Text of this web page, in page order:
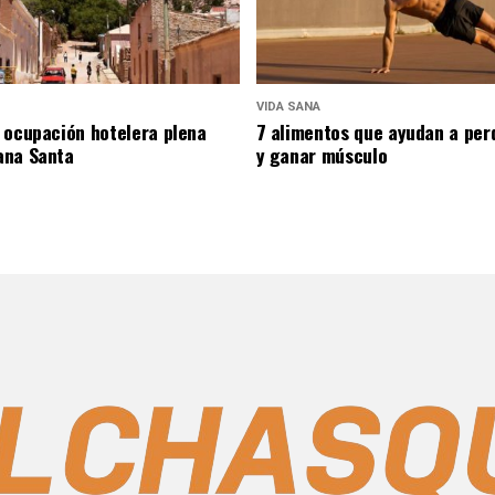
hotelera plena
Santa
VIDA SANA
7 alimentos que ayudan a
y ganar músculo